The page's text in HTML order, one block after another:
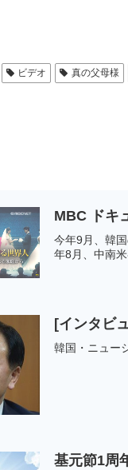
ビデオ 真の父母様
MBC ドキ
今年9月、韓
年8月、中南
[インタビ
韓国・ニュー
基元節1周